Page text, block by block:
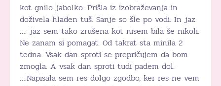
kot gnilo jabolko. Prišla iz izobraževanja in
doživela hladen tuš. Sanje so šle po vodi. In jaz
…. jaz sem tako zrušena kot nisem bila še nikoli.
Ne zanam si pomagat. Od takrat sta minila 2
tedna. Vsak dan sproti se prepričujem da bom
zmogla. A vsak dan sproti tudi padem dol.
….Napisala sem res dolgo zgodbo, ker res ne vem